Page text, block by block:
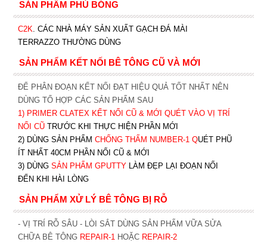
SẢN PHẨM PHỦ BÓNG
C2K. CÁC NHÀ MÁY SẢN XUẤT GẠCH ĐÁ MÀI
TERRAZZO THƯỜNG DÙNG
SẢN PHẨM KẾT NỐI BÊ TÔNG CŨ VÀ MỚI
ĐỂ PHÂN ĐOẠN KẾT NỐI ĐẠT HIỆU QUẢ TỐT NHẤT NÊN
DÙNG TỔ HỢP CÁC SẢN PHẨM SAU
1) PRIMER CLATEX KẾT NỐI CŨ & MỚI QUÉT VÀO VỊ TRÍ
NỐI CŨ TRƯỚC KHI THỰC HIỆN PHẦN MỚI
2) DÙNG SẢN PHẨM CHỐNG THẤM NUMBER-1QUÉT PHŨ
ÍT NHẤT 40CM PHẦN NỐI CŨ & MỚI
3) DÙNG SẢN PHẨM GPUTTY LÀM ĐẸP LẠI ĐOẠN NỐI
ĐẾN KHI HÀI LÒNG
SẢN PHẨM XỬ LÝ BÊ TÔNG BỊ RỖ
- VỊ TRÍ RỖ SÂU - LÒI SẮT DÙNG SẢN PHẨM VỮA SỬA
CHỮA BÊ TÔNG REPAIR-1HOẶC REPAIR-2